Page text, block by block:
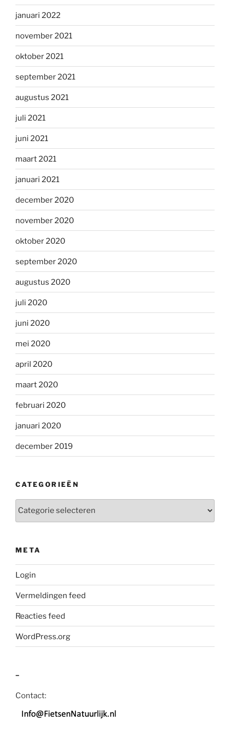
januari 2022
november 2021
oktober 2021
september 2021
augustus 2021
juli 2021
juni 2021
maart 2021
januari 2021
december 2020
november 2020
oktober 2020
september 2020
augustus 2020
juli 2020
juni 2020
mei 2020
april 2020
maart 2020
februari 2020
januari 2020
december 2019
CATEGORIEËN
Categorieën
META
Login
Vermeldingen feed
Reacties feed
WordPress.org
–
Contact: